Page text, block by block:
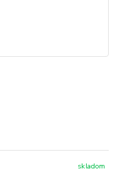
skladom